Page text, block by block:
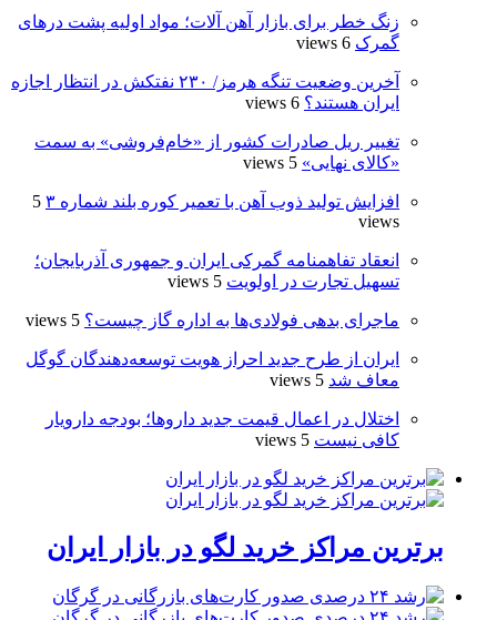
زنگ خطر برای بازار آهن آلات؛ مواد اولیه پشت درهای
گمرک 6 views
آخرین وضعیت تنگه هرمز/ ۲۳۰ نفتکش در انتظار اجازه
ایران هستند؟ 6 views
تغییر ریل صادرات کشور از «خام‌فروشی» به سمت
«کالای نهایی» 5 views
افزایش تولید ذوب آهن با تعمیر کوره بلند شماره ۳
5
views
انعقاد تفاهمنامه گمرکی ایران و جمهوری آذربایجان؛
تسهیل تجارت در اولویت 5 views
ماجرای بدهی فولادی‌ها به اداره گاز چیست؟ 5 views
ایران از طرح جدید احراز هویت توسعه‌دهندگان گوگل
معاف شد 5 views
اختلال در اعمال قیمت‌ جدید داروها؛ بودجه دارویار
کافی نیست 5 views
برترین مراکز خرید لگو در بازار ایران